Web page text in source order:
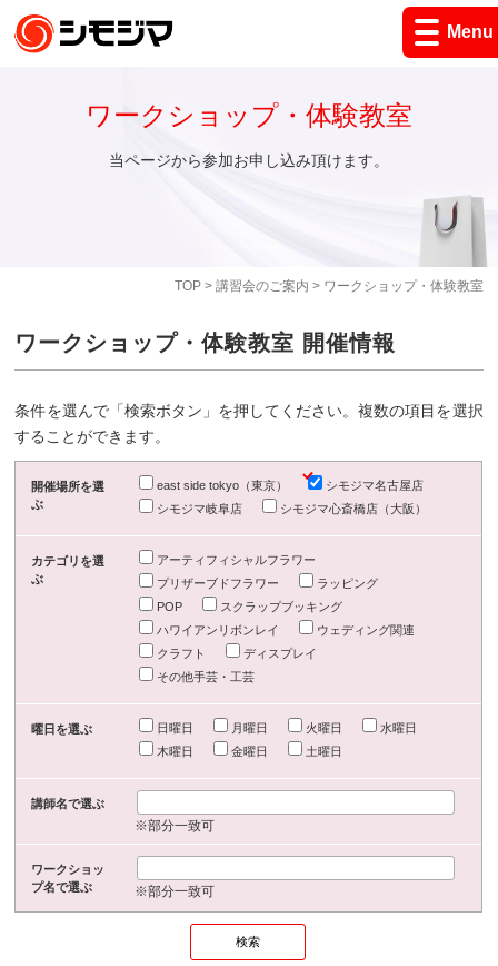
Menu
TOP> 講習会のご案内 > ワークショップ・体験教室
ワークショップ・体験教室
当ページから参加お申し込み頂けます。
ワークショップ・体験教室 開催情報
条件を選んで「検索ボタン」を押してください。複数の項目を選択
することができます。
開催場所を選
ぶ
east side tokyo（東京）
シモジマ名古屋店
シモジマ岐阜店
シモジマ心斎橋店（大阪）
カテゴリを選
ぶ
アーティフィシャルフラワー
プリザーブドフラワー
ラッピング
POP
スクラップブッキング
ハワイアンリボンレイ
ウェディング関連
クラフト
ディスプレイ
その他手芸・工芸
曜日を選ぶ 日曜日 月曜日 火曜日
水曜日
木曜日
金曜日 土曜日
講師名で選ぶ
※部分一致可
ワークショッ
プ名で選ぶ
※部分一致可